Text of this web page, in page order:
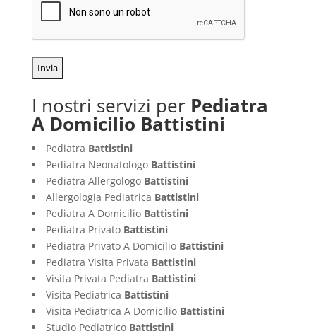
I nostri servizi per Pediatra
A Domicilio Battistini
Pediatra Battistini
Pediatra Neonatologo Battistini
Pediatra Allergologo Battistini
Allergologia Pediatrica Battistini
Pediatra A Domicilio Battistini
Pediatra Privato Battistini
Pediatra Privato A Domicilio Battistini
Pediatra Visita Privata Battistini
Visita Privata Pediatra Battistini
Visita Pediatrica Battistini
Visita Pediatrica A Domicilio Battistini
Studio Pediatrico Battistini